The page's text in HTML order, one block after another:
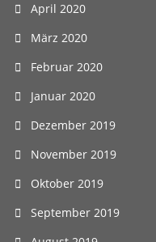
April 2020
März 2020
Februar 2020
Januar 2020
Dezember 2019
November 2019
Oktober 2019
September 2019